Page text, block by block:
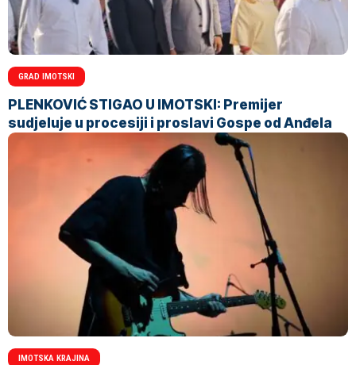
GRAD IMOTSKI
PLENKOVIĆ STIGAO U IMOTSKI: Premijer
sudjeluje u procesiji i proslavi Gospe od Anđela
IMOTSKA KRAJINA